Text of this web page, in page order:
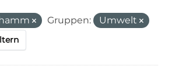
Gruppen: Umwelt